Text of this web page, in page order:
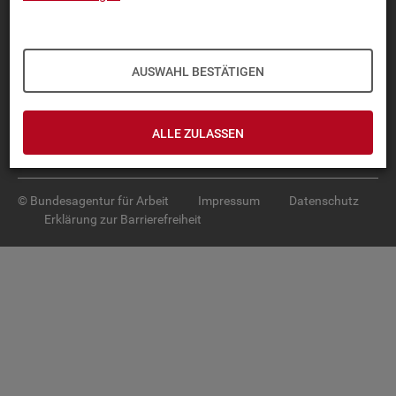
AUSWAHL BESTÄTIGEN
ALLE ZULASSEN
TOP-PRO­DUK­TE
SER­VICE
© Bundesagentur für Arbeit Impressum
Datenschutz
Erklärung zur Barrierefreiheit